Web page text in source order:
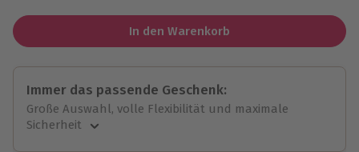
In den Warenkorb
Immer das passende Geschenk:
Große Auswahl, volle Flexibilität und maximale
Sicherheit